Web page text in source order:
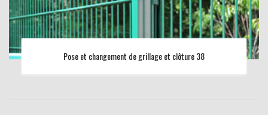
Pose et changement de grillage et clôture 38